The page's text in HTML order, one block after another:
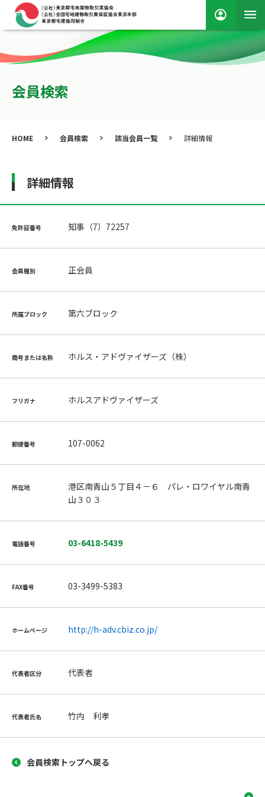
会員検索
HOME 会員検索 該当会員一覧 詳細情報
詳細情報
免許証番号 知事（7）72257
会員種別 正会員
所属ブロック 第六ブロック
商号または名称 ホルス・アドヴァイザーズ（株）
フリガナ ホルスアドヴァイザーズ
郵便番号 107-0062
所在地
港区南青山５丁目４－６ パレ・ロワイヤル南青
山３０３
電話番号 03-6418-5439
FAX番号 03-3499-5383
ホームページ http://h-adv.cbiz.co.jp/
代表者区分 代表者
代表者氏名 竹内 利孝
会員検索トップへ戻る